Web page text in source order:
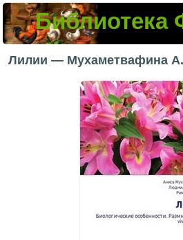
Библиотека
Лилии — Мухаметвафина А.